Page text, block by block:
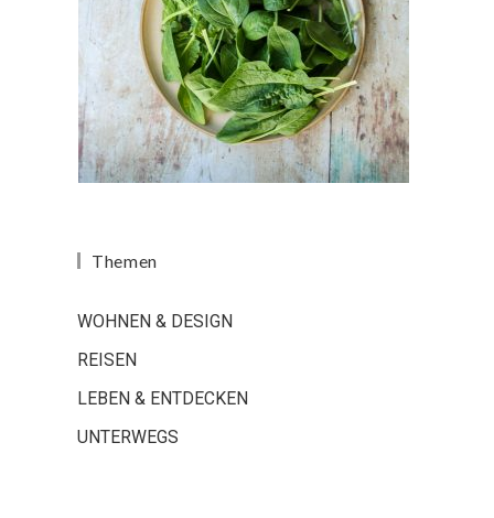
Themen
WOHNEN & DESIGN
REISEN
LEBEN & ENTDECKEN
UNTERWEGS